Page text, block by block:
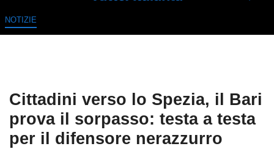
NOTIZIE
Cittadini verso lo Spezia, il Bari
prova il sorpasso: testa a testa
per il difensore nerazzurro